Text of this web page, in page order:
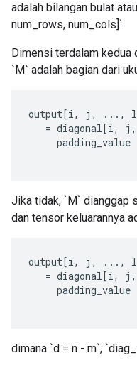
adalah bilangan bulat
num_rows, num_cols]`.
Dimensi terdalam kedua
`M` adalah bagian dari
output[i, j , ..., l
= diagonal[i, j ,
padding_value
Jika tidak, `M` dianggap
dan tensor keluarannya
output[i, j , ..., l
= diagonal[i, j ,
padding_value
dimana `d = n - m`,